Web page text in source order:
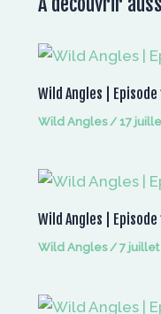
Wild Angles |
Wild Angles/17
Wild Angles |
Wild Angles/7 juillet